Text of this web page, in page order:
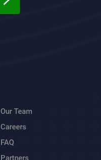
Our Team
Careers
FAQ
Partners